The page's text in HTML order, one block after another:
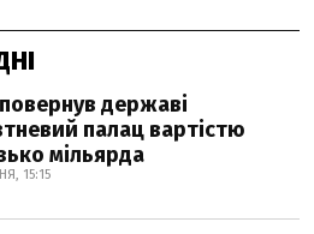
державі
палац вартістю
мільярда
15:15